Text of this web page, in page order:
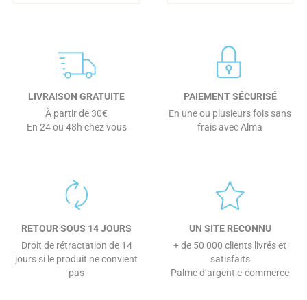
LIVRAISON GRATUITE
À partir de 30€
En 24 ou 48h chez vous
PAIEMENT SÉCURISÉ
En une ou plusieurs fois sans
frais avec Alma
RETOUR SOUS 14 JOURS
Droit de rétractation de 14
jours si le produit ne convient
pas
UN SITE RECONNU
+ de 50 000 clients livrés et
satisfaits
Palme d’argent e-commerce